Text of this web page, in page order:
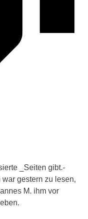
_Seiten gibt.-
gestern zu lesen,
M. ihm vor